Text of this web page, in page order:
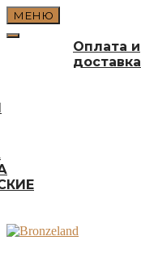
Перейти
к
содержимому
МЕНЮ
Оплата и
доставка